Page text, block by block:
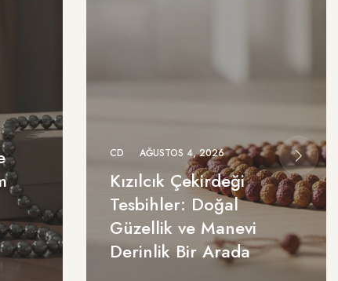
CD AĞUSTOS 4, 2026
Kızılcık Çekirdeği
Tesbihler: Doğal
Güzellik ve Manevi
Derinlik Bir Arada